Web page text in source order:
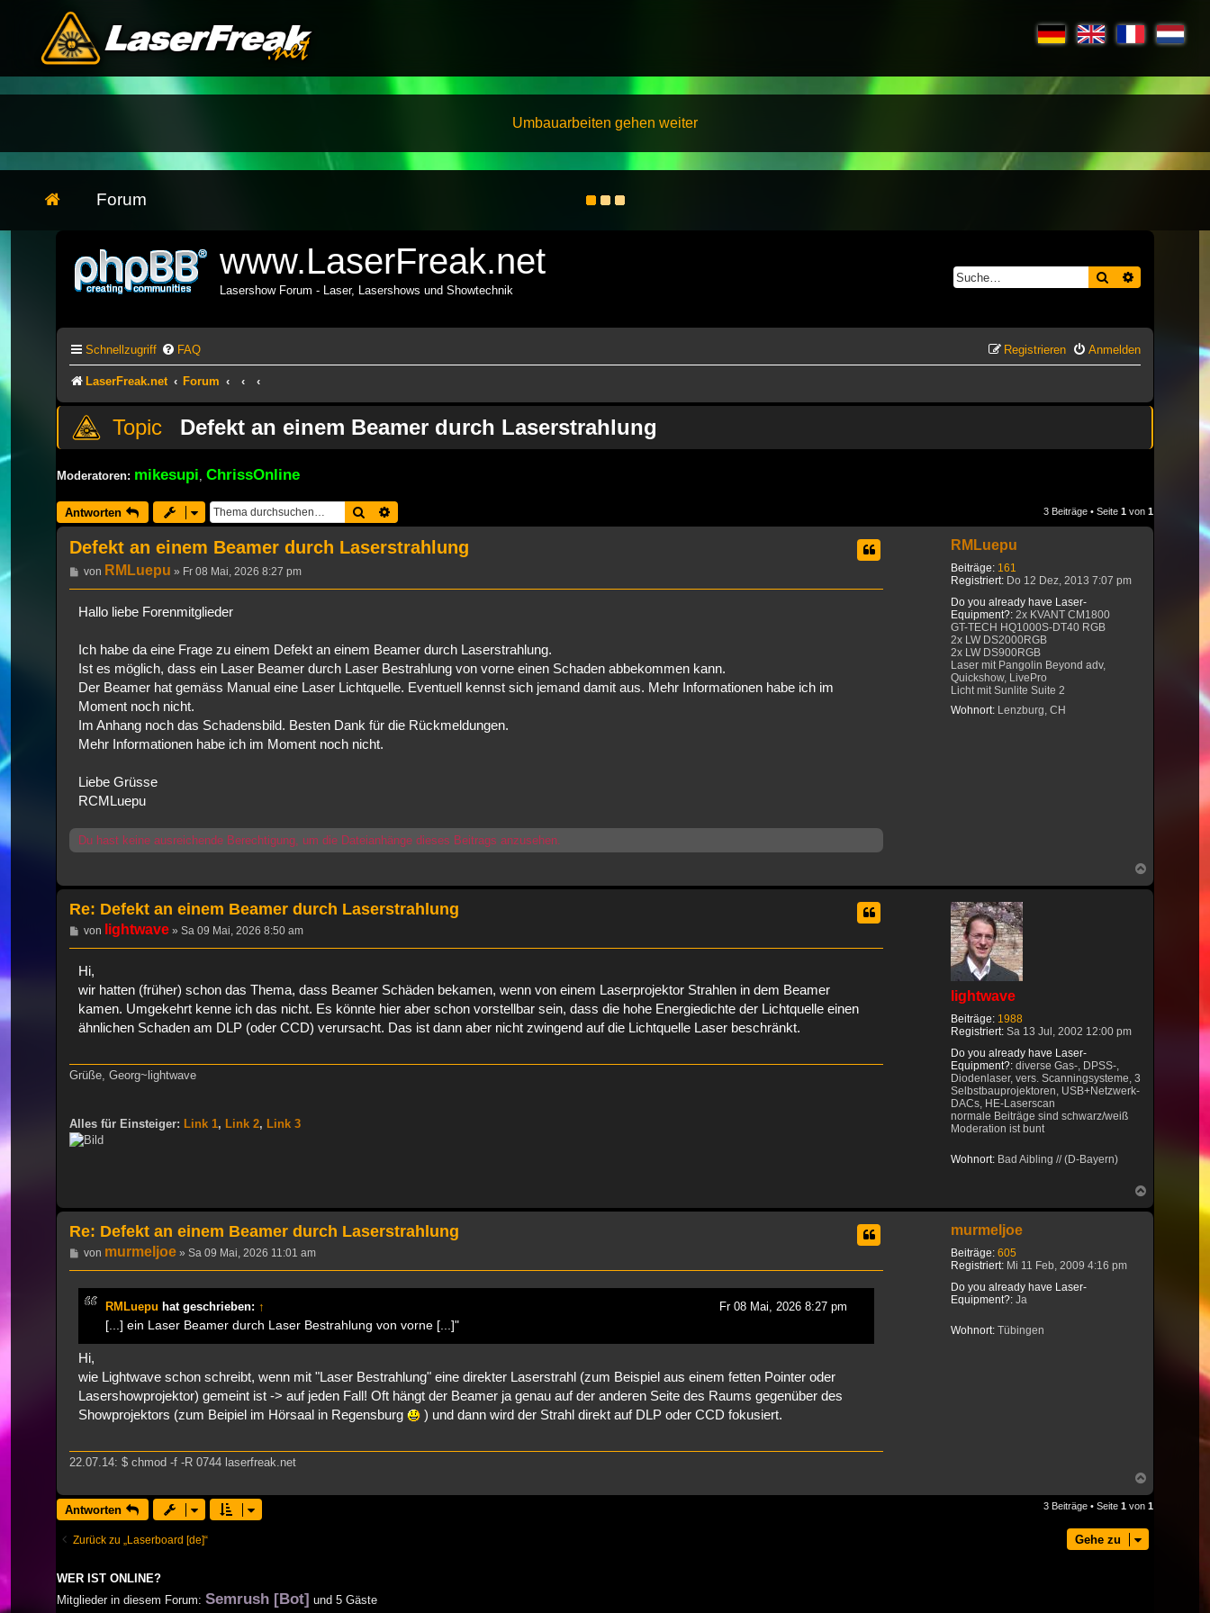
Umbauarbeiten gehen weiter
Forum
www.LaserFreak.net
Lasershow Forum - Laser, Lasershows und Showtechnik
Suche
Schnellzugriff FAQ Anmelden
Registrieren
LaserFreak.net Forum
Defekt an einem Beamer durch Laserstrahlung
Moderatoren: mikesupi ChrissOnline
Antworten Suche 3 Beiträge • Seite 1 von 1
RMLuepu
Beiträge: 161
Registriert: Do 12 Dez, 2013 7:07 pm
Do you already have Laser-
Equipment?: 2x KVANT CM1800
GT-TECH HQ1000S-DT40 RGB
2x LW DS2000RGB
2x LW DS900RGB
Laser mit Pangolin Beyond adv,
Quickshow, LivePro
Licht mit Sunlite Suite 2
Wohnort: Lenzburg, CH
Defekt an einem Beamer durch Laserstrahlung
Beitrag
von RMLuepu » Fr 08 Mai, 2026 8:27 pm
Hallo liebe Forenmitglieder
Ich habe da eine Frage zu einem Defekt an einem Beamer durch Laserstrahlung.
Ist es möglich, dass ein Laser Beamer durch Laser Bestrahlung von vorne einen Schaden abbekommen kann.
Der Beamer hat gemäss Manual eine Laser Lichtquelle. Eventuell kennst sich jemand damit aus. Mehr Informationen habe ich im
Moment noch nicht.
Im Anhang noch das Schadensbild. Besten Dank für die Rückmeldungen.
Mehr Informationen habe ich im Moment noch nicht.
Liebe Grüsse
RCMLuepu
Du hast keine ausreichende Berechtigung, um die Dateianhänge dieses Beitrags anzusehen.
oben
lightwave
Beiträge: 1988
Registriert: Sa 13 Jul, 2002 12:00 pm
Do you already have Laser-
Equipment?: diverse Gas-, DPSS-,
Diodenlaser, vers. Scanningsysteme, 3
Selbstbauprojektoren, USB+Netzwerk-
DACs, HE-Laserscan
normale Beiträge sind schwarz/weiß
Moderation ist bunt
Wohnort: Bad Aibling // (D-Bayern)
Re: Defekt an einem Beamer durch Laserstrahlung
Beitrag
von lightwave» Sa 09 Mai, 2026 8:50 am
Hi,
wir hatten (früher) schon das Thema, dass Beamer Schäden bekamen, wenn von einem Laserprojektor Strahlen in dem Beamer
kamen. Umgekehrt kenne ich das nicht. Es könnte hier aber schon vorstellbar sein, dass die hohe Energiedichte der Lichtquelle einen
ähnlichen Schaden am DLP (oder CCD) verursacht. Das ist dann aber nicht zwingend auf die Lichtquelle Laser beschränkt.
Grüße, Georg~lightwave
Alles für Einsteiger: Link 1, Link 2, Link 3
oben
murmeljoe
Beiträge: 605
Registriert: Mi 11 Feb, 2009 4:16 pm
Do you already have Laser-
Equipment?: Ja
Wohnort: Tübingen
Re: Defekt an einem Beamer durch Laserstrahlung
Beitrag
von murmeljoe» Sa 09 Mai, 2026 11:01 am
RMLuepu hat geschrieben: ↑ Fr 08 Mai, 2026 8:27 pm
[...] ein Laser Beamer durch Laser Bestrahlung von vorne [...]"
Hi,
wie Lightwave schon schreibt, wenn mit "Laser Bestrahlung" eine direkter Laserstrahl (zum Beispiel aus einem fetten Pointer oder
Lasershowprojektor) gemeint ist -> auf jeden Fall! Oft hängt der Beamer ja genau auf der anderen Seite des Raums gegenüber des
Showprojektors (zum Beipiel im Hörsaal in Regensburg
) und dann wird der Strahl direkt auf DLP oder CCD fokusiert.
22.07.14: $ chmod -f -R 0744 laserfreak.net
oben
Antworten 3 Beiträge • Seite 1 von 1
Zurück zu „Laserboard [de]“ Gehe zu
WER IST ONLINE?
Mitglieder in diesem Forum: Semrush [Bot] und 5 Gäste